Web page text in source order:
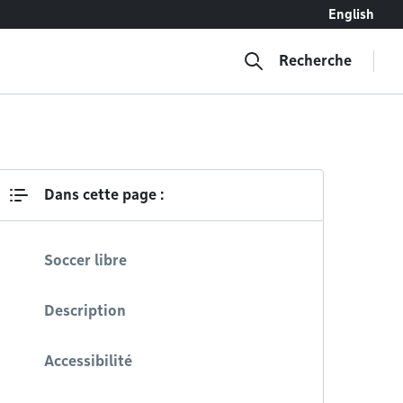
English
Recherche
Dans cette page :
Soccer libre
Description
Accessibilité